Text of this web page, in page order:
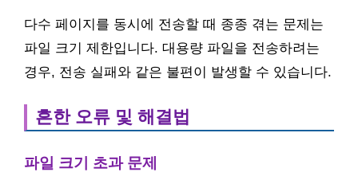
다수 페이지를 동시에 전송할 때 종종 겪는 문제는
파일 크기 제한입니다. 대용량 파일을 전송하려는
경우, 전송 실패와 같은 불편이 발생할 수 있습니다.
흔한 오류 및 해결법
파일 크기 초과 문제